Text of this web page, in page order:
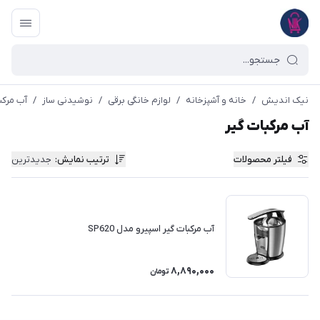
نیک اندیش / خانه و آشپزخانه / لوازم خانگی برقی / نوشیدنی ساز / آب
آب مرکبات گیر
فیلتر محصولات ترتیب نمایش: جدیدترین
آب مرکبات گیر اسپیرو مدل SP620
8,890,000 تومان